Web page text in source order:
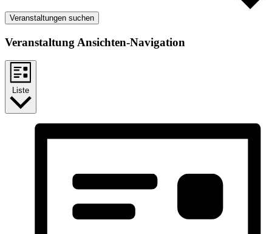
Veranstaltungen suchen
Veranstaltung Ansichten-Navigation
Liste